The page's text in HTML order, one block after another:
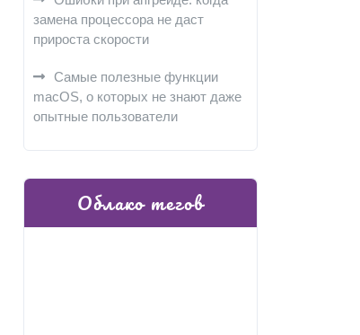
замена процессора не даст
прироста скорости
Самые полезные функции
macOS, о которых не знают даже
опытные пользователи
Облако тегов